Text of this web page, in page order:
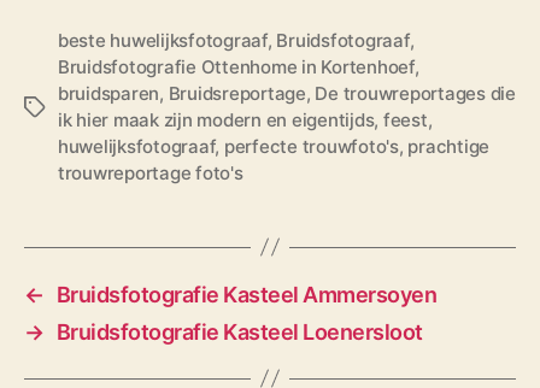
T
beste huwelijksfotograaf, Bruidsfotograaf,
Bruidsfotografie Ottenhome in Kortenhoef,
bruidsparen, Bruidsreportage, De trouwreportages die
ik hier maak zijn modern en eigentijds, feest,
huwelijksfotograaf, perfecte trouwfoto's, prachtige
trouwreportage foto's
←
Bruidsfotografie Kasteel Ammersoyen
→ Bruidsfotografie Kasteel Loenersloot